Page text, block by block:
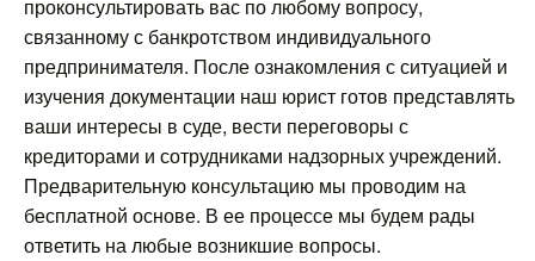
проконсультировать вас по любому вопросу,
связанному с банкротством индивидуального
предпринимателя. После ознакомления с ситуацией и
изучения документации наш юрист готов представлять
ваши интересы в суде, вести переговоры с
кредиторами и сотрудниками надзорных учреждений.
Предварительную консультацию мы проводим на
бесплатной основе. В ее процессе мы будем рады
ответить на любые возникшие вопросы.